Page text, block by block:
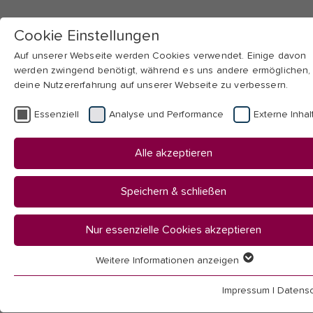
Skip to main navigation Skip to page footer
You
here:
Startseite
Transfer & Weiterbildung
Berufsbezogene Weiterbildung
Berufsbezogene
Weiterbildung
Cookie Einstellungen
Auf unserer Webseite werden Cookies verwendet. Einige davon
werden zwingend benötigt, während es uns andere ermöglichen,
deine Nutzererfahrung auf unserer Webseite zu verbessern.
Essenziell Analyse und Performance Externe
Alle akzeptieren
Speichern & schließen
Nur essenzielle Cookies akzeptieren
Essenzielle Cookies werden für grundlegende Funktionen der
Weitere Informationen anzeigen
Impressum